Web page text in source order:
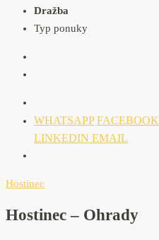
Dražba
Typ ponuky
WHATSAPP FACEBOOK
LINKEDIN EMAIL
Hostinec
Hostinec – Ohrady